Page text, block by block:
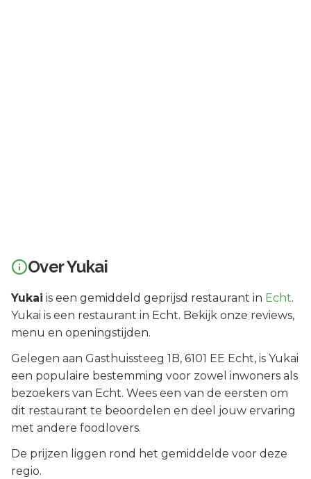
OverYukai
Yukai is een gemiddeld geprijsd restaurant in Echt.
Yukai is een restaurant in Echt. Bekijk onze reviews,
menu en openingstijden.
Gelegen aan Gasthuissteeg 1B, 6101 EE Echt, is Yukai
een populaire bestemming voor zowel inwoners als
bezoekers van Echt. Wees een van de eersten om
dit restaurant te beoordelen en deel jouw ervaring
met andere foodlovers.
De prijzen liggen rond het gemiddelde voor deze
regio.